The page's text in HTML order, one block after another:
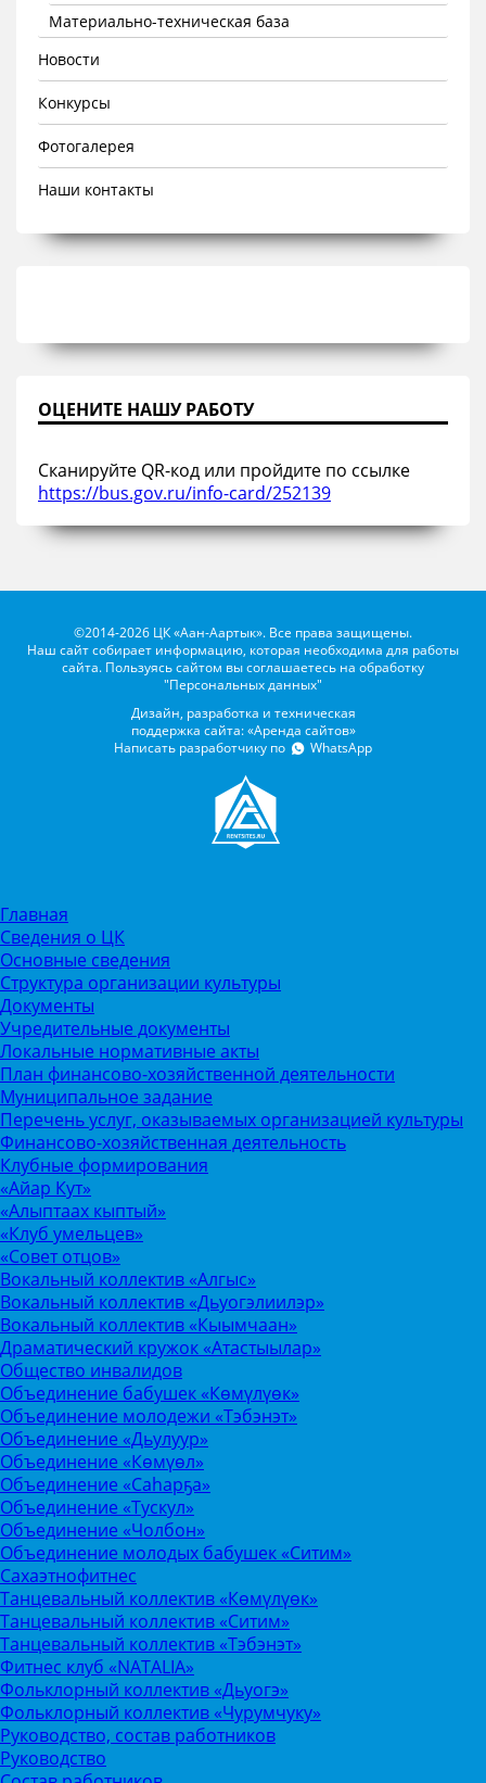
Материально-техническая база
Новости
Конкурсы
Фотогалерея
Наши контакты
ОЦЕНИТЕ НАШУ РАБОТУ
Сканируйте QR-код или пройдите по ссылке
https://bus.gov.ru/info-card/252139
©2014-2026 ЦК «Аан-Аартык». Все права защищены.
Наш сайт собирает информацию, которая необходима для работы
сайта. Пользуясь сайтом вы соглашаетесь на обработку
"Персональных данных"
Дизайн, разработка и техническая
поддержка сайта: «Аренда сайтов»
Написать разработчику по
WhatsApp
Главная
Сведения о ЦК
Основные сведения
Структура организации культуры
Документы
Учредительные документы
Локальные нормативные акты
План финансово-хозяйственной деятельности
Муниципальное задание
Перечень услуг, оказываемых организацией культуры
Финансово-хозяйственная деятельность
Клубные формирования
«Айар Кут»
«Алыптаах кыптый»
«Клуб умельцев»
«Совет отцов»
Вокальный коллектив «Алгыс»
Вокальный коллектив «Дьуогэлиилэр»
Вокальный коллектив «Кыымчаан»
Драматический кружок «Атастыылар»
Общество инвалидов
Объединение бабушек «Көмүлүөк»
Объединение молодежи «Тэбэнэт»
Объединение «Дьулуур»
Объединение «Көмүөл»
Объединение «Саhарҕа»
Объединение «Тускул»
Объединение «Чолбон»
Объединение молодых бабушек «Ситим»
Сахаэтнофитнес
Танцевальный коллектив «Көмүлүөк»
Танцевальный коллектив «Ситим»
Танцевальный коллектив «Тэбэнэт»
Фитнес клуб «NATALIA»
Фольклорный коллектив «Дьуогэ»
Фольклорный коллектив «Чурумчуку»
Руководство, состав работников
Руководство